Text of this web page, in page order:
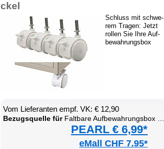
ckel
Schluss mit schwe­
rem Tra­gen: Jetzt
rol­len Sie Ih­re Auf­
be­wah­rungs­box
Vom Lie­fe­ran­ten empf. VK: € 12,90
Be­zugs­quel­le fürFalt­ba­re Auf­be­wah­rungs­box mit De­ckel, MDF-Ab­la­ge und seit­li­chen Klap­pen
PEARL € 6,99*
eMall CHF 7.95*